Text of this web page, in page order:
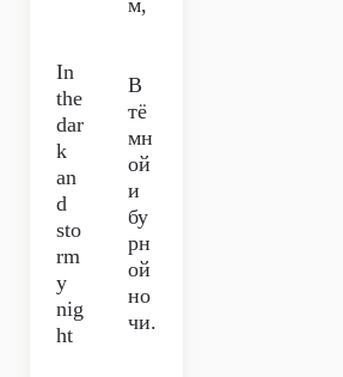
м,
In
the
dar
k
an
d
sto
rm
y
nig
ht
В
тё
мн
ой
и
бу
рн
ой
но
чи.